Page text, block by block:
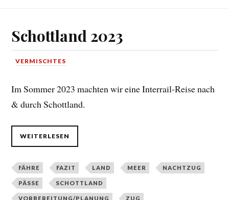
Schottland 2023
VERMISCHTES
Im Sommer 2023 machten wir eine Interrail-Reise nach
& durch Schottland.
WEITERLESEN
FÄHRE FAZIT LAND MEER NACHTZUG
PÄSSE SCHOTTLAND
VORBEREITUNG/PLANUNG ZUG